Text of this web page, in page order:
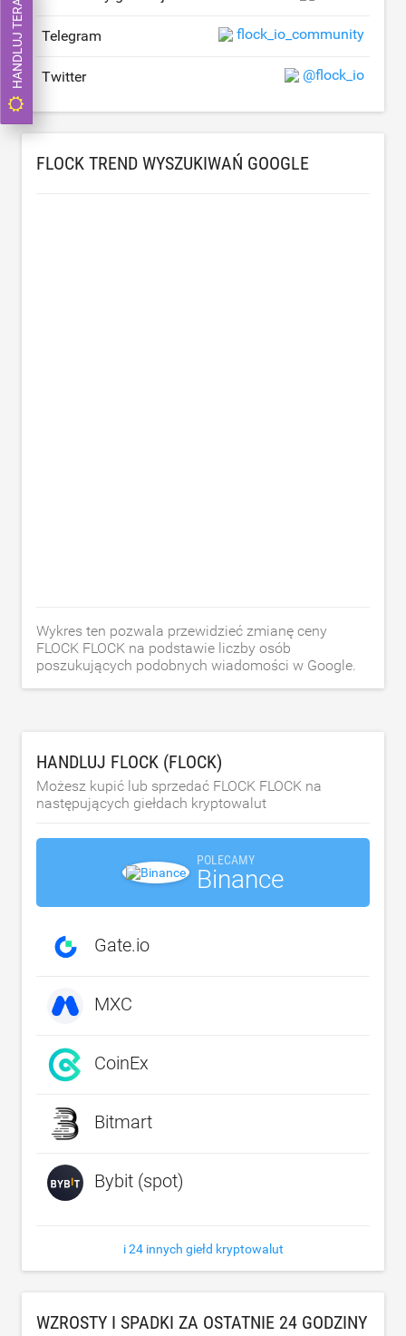
Telegram flock_io_community
Twitter @flock_io
FLOCK TREND WYSZUKIWAŃ GOOGLE
Wykres ten pozwala przewidzieć zmianę ceny
FLOCK FLOCK na podstawie liczby osób
poszukujących podobnych wiadomości w Google.
HANDLUJ FLOCK (FLOCK)
Możesz kupić lub sprzedać FLOCK FLOCK na
następujących giełdach kryptowalut
POLECAMY
Binance
Gate.io
MXC
CoinEx
Bitmart
Bybit (spot)
i 24 innych giełd kryptowalut
WZROSTY I SPADKI ZA OSTATNIE 24 GODZINY
HANDLUJ TERAZ